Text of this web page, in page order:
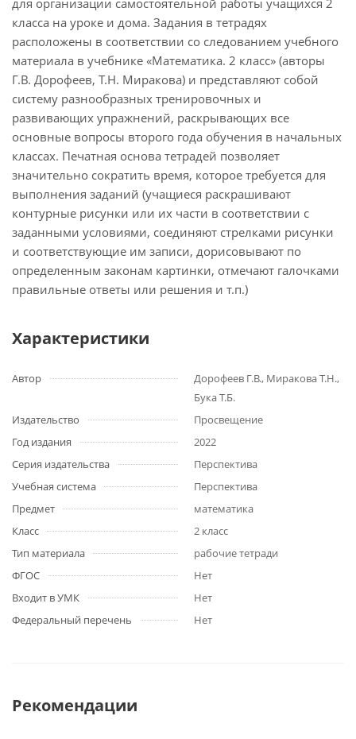
для организации самостоятельной работы учащихся 2
класса на уроке и дома. Задания в тетрадях
расположены в соответствии со следованием учебного
материала в учебнике «Математика. 2 класс» (авторы
Г.В. Дорофеев, Т.Н. Миракова) и представляют собой
систему разнообразных тренировочных и
развивающих упражнений, раскрывающих все
основные вопросы второго года обучения в начальных
классах. Печатная основа тетрадей позволяет
значительно сократить время, которое требуется для
выполнения заданий (учащиеся раскрашивают
контурные рисунки или их части в соответствии с
заданными условиями, соединяют стрелками рисунки
и соответствующие им записи, дорисовывают по
определенным законам картинки, отмечают галочками
правильные ответы или решения и т.п.)
Характеристики
Автор
Дорофеев Г.В., Миракова Т.Н.,
Бука Т.Б.
Издательство
Просвещение
Год издания
2022
Серия издательства
Перспектива
Учебная система
Перспектива
Предмет
математика
Класс
2 класс
Тип материала
рабочие тетради
ФГОС
Нет
Входит в УМК
Нет
Федеральный перечень
Нет
Рекомендации